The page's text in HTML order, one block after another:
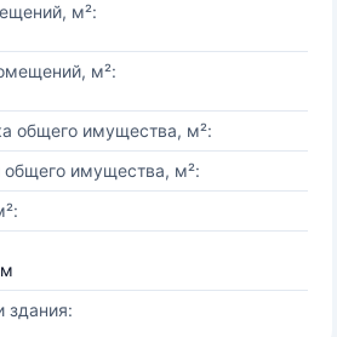
м²:
м²:
общего имущества, м²:
имущества, м²:
здания: